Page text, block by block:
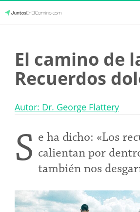
contentEl camino de
Recuerdos
Autor: Dr. George Flattery
S e ha dicho: «Los
calientan por
también nos